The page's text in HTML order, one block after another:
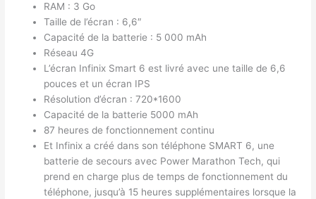
RAM : 3 Go
Taille de l’écran : 6,6″
Capacité de la batterie : 5 000 mAh
Réseau 4G
L’écran Infinix Smart 6 est livré avec une taille de 6,6
pouces et un écran IPS
Résolution d’écran : 720*1600
Capacité de la batterie 5000 mAh
87 heures de fonctionnement continu
Et Infinix a créé dans son téléphone SMART 6, une
batterie de secours avec Power Marathon Tech, qui
prend en charge plus de temps de fonctionnement du
téléphone, jusqu’à 15 heures supplémentaires lorsque la